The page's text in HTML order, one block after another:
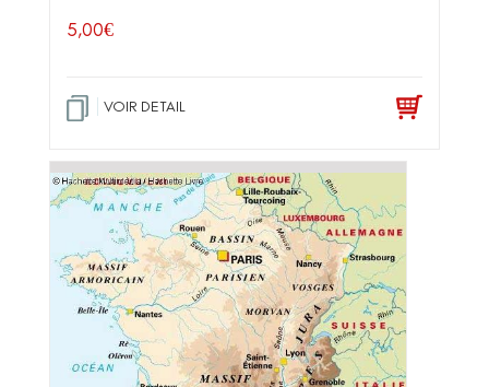
5,00€
VOIR DETAIL